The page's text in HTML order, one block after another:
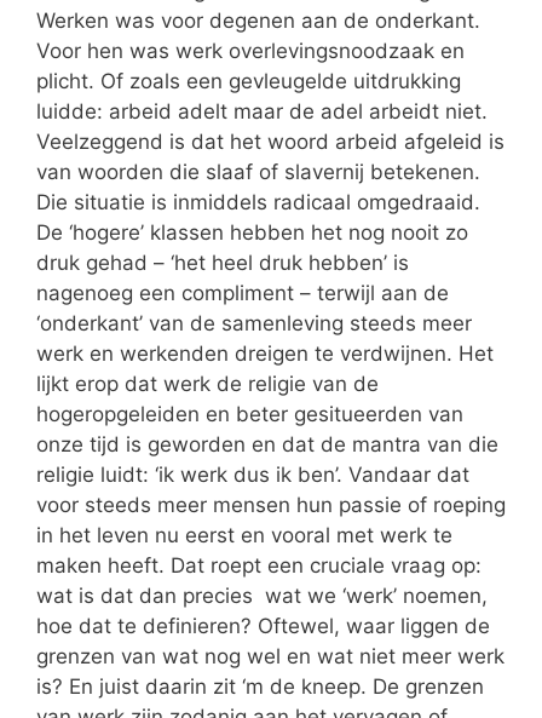
Werken was voor degenen aan de onderkant.
Voor hen was werk overlevingsnoodzaak en
plicht. Of zoals een gevleugelde uitdrukking
luidde: arbeid adelt maar de adel arbeidt niet.
Veelzeggend is dat het woord arbeid afgeleid is
van woorden die slaaf of slavernij betekenen.
Die situatie is inmiddels radicaal omgedraaid.
De ‘hogere’ klassen hebben het nog nooit zo
druk gehad – ‘het heel druk hebben’ is
nagenoeg een compliment – terwijl aan de
‘onderkant’ van de samenleving steeds meer
werk en werkenden dreigen te verdwijnen. Het
lijkt erop dat werk de religie van de
hogeropgeleiden en beter gesitueerden van
onze tijd is geworden en dat de mantra van die
religie luidt: ‘ik werk dus ik ben’. Vandaar dat
voor steeds meer mensen hun passie of roeping
in het leven nu eerst en vooral met werk te
maken heeft. Dat roept een cruciale vraag op:
wat is dat dan precies wat we ‘werk’ noemen,
hoe dat te definieren? Oftewel, waar liggen de
grenzen van wat nog wel en wat niet meer werk
is? En juist daarin zit ‘m de kneep. De grenzen